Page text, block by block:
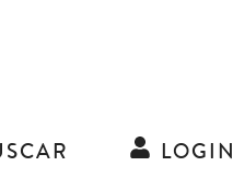
LOGIN